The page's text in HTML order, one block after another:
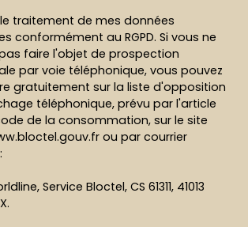
traitement de mes données
conformément au RGPD. Si vous ne
faire l'objet de prospection
par voie téléphonique, vous pouvez
gratuitement sur la liste d'opposition
téléphonique, prévu par l'article
de la consommation, sur le site
ou par courrier
Service Bloctel, CS 61311, 41013